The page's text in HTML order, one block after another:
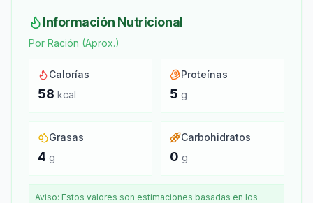
Información Nutricional
Por Ración (Aprox.)
Calorías
58 kcal
Proteínas
5 g
Grasas
4 g
Carbohidratos
0 g
Aviso: Estos valores son estimaciones basadas en los